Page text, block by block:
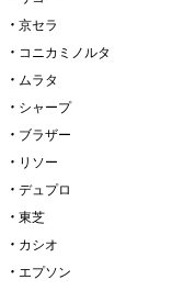
京セラ
コニカミノルタ
ムラタ
シャープ
ブラザー
リソー
デュプロ
東芝
カシオ
エプソン